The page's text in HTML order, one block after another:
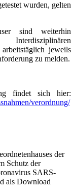
wurden, gelten
sind weiterhin
jeweils
zu melden.
findet sich hier:
verordnung/
der
Schutz der
SARS-
als Download